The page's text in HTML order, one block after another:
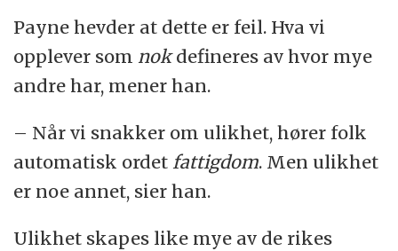
Payne hevder at dette er feil. Hva vi
opplever som nokdefineres av hvor mye
andre har, mener han.
– Når vi snakker om ulikhet, hører folk
automatisk ordet fattigdom. Men ulikhet
er noe annet, sier han.
Ulikhet skapes like mye av de rikes